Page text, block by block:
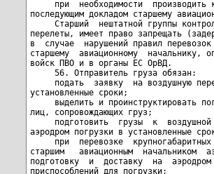
у, оперативному дежурному ЦКП ВВС и
войск ПВО и в органы ЕС ОрВД.
     56. Отправитель груза обязан:
     подать  заявку  на воздушную перевозку в соответствующий штаб в
установленные сроки;
     выделить и проинструктировать погрузочно-разгрузочные команды и
лиц, сопровождающих груз;
     подготовить  грузы  к  воздушной  перевозке  и  доставить их на
аэродром погрузки в установленные сроки, предоставить описи груза;
     при  перевозке  крупногабаритных  грузов  по  согласованию   со
старшим   авиационным  начальником  аэродрома  погрузки   обеспечить
подготовку  и  доставку  на  аэродром дополнительного оборудования и
приспособлений для погрузки;
     при  необходимости  по  согласованию  со  старшим   авиационным
начальником аэродрома организовать охрану места сосредоточения груза
и  средств  погрузки,  а  также  выделить  средства  пожаротушения и
санитарные средства;
     после  прибытия  на  аэродром  уточнить  время, место и порядок
погрузки,  маршруты и правила движения по аэродрому личного состава,
автотранспорта, боевой и специальной техники;
     при  перевозке опасных грузов проинструктировать членов экипажа
воздушного  судна,  личный  состав погрузочно-